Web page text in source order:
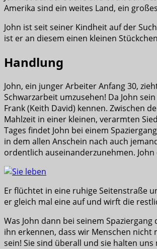
Amerika sind ein weites Land, ein
John ist seit seiner Kindheit auf der
ist er an diesem einen kleinen
Handlung
John, ein junger Arbeiter Anfang 30,
Schwarzarbeit umzusehen! Da John
Frank (Keith David) kennen. Zwischen
Mahlzeit in einer kleinen, verarmten
Tages findet John bei einem
in dem allen Anschein nach auch
ordentlich auseinanderzunehmen.
Er flüchtet in eine ruhige Seitenstraße
er gleich mal eine auf und wirft die
Was John dann bei seinem
ihn erkennen, dass wir Menschen nicht
sein! Sie sind überall und sie halten